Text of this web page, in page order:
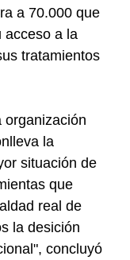
a 70.000 que
acceso a la
tratamientos
organización
la
situación de
que
real de
la desición
concluyó